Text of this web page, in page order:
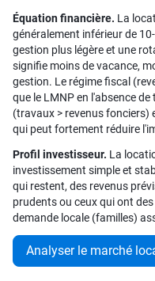
Équation financière. La
généralement inférieur de
gestion plus légère et une
signifie moins de vacance,
gestion. Le régime fiscal
que le LMNP en l'absence
(travaux > revenus fonciers)
qui peut fortement réduire
Profil investisseur. La
investissement simple et
qui restent, des revenus
prudents ou ceux qui ont
demande locale (familles)
Analyser le marché